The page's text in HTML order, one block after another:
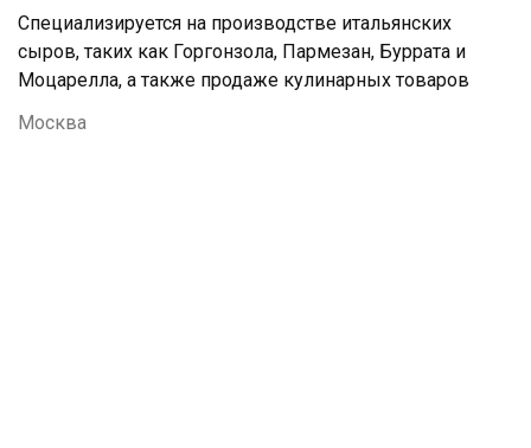
Специализируется на производстве итальянских
сыров, таких как Горгонзола, Пармезан, Буррата и
Моцарелла, а также продаже кулинарных товаров
Москва